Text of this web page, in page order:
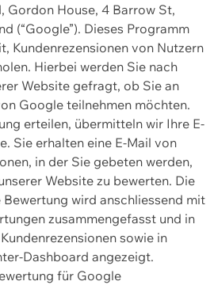
Gordon House, 4 Barrow St,
(“Google”). Dieses Programm
Kundenrezensionen von Nutzern
Hierbei werden Sie nach
Website gefragt, ob Sie an
Google teilnehmen möchten.
erteilen, übermitteln wir Ihre E-
Sie erhalten eine E-Mail von
in der Sie gebeten werden,
Website zu bewerten. Die
wird anschliessend mit
zusammengefasst und in
sowie in
Dashboard angezeigt.
für Google